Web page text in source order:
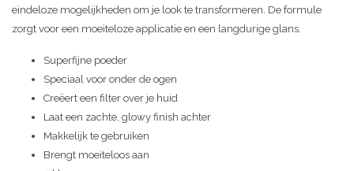
eindeloze mogelijkheden om je look te transformeren. De formule
zorgt voor een moeiteloze applicatie en een langdurige glans.
Superfijne poeder
Speciaal voor onder de ogen
Creëert een filter over je huid
Laat een zachte, glowy finish achter
Makkelijk te gebruiken
Brengt moeiteloos aan